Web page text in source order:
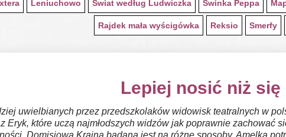
Leniuchowo Świat według Ludwiczka Świnka Peppa
Rajdek mała wyścigówka Reksio Smerfy
Lepiej nosić niż
uwielbianych przez przedszkolaków widowisk teatralnych w
Eryk, które uczą najmłodszych widzów jak poprawnie zachować
Domisiowa Kraina badana jest na różne sposoby. Amelka